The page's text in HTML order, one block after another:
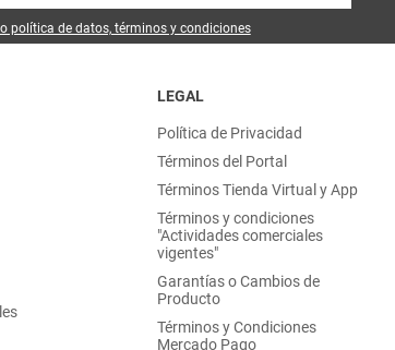
política de datos, términos y condiciones
LEGAL
Política de Privacidad
Términos del Portal
Términos Tienda Virtual y App
Términos y condiciones
"Actividades comerciales
vigentes"
Garantías o Cambios de
Producto
Términos y Condiciones
Mercado Pago